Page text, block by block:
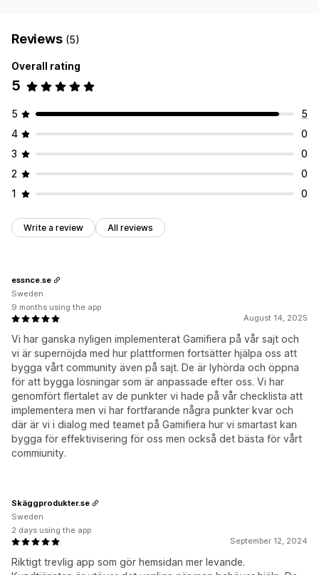
Reviews (5)
Overall rating
5
5
5
4
0
3
0
2
0
1
0
Write a review All reviews
August 14, 2025
Vi har ganska nyligen implementerat Gamifiera på vår sajt och
vi är supernöjda med hur plattformen fortsätter hjälpa oss att
bygga vårt community även på sajt. De är lyhörda och öppna
för att bygga lösningar som är anpassade efter oss. Vi har
genomfört flertalet av de punkter vi hade på vår checklista att
implementera men vi har fortfarande några punkter kvar och
där är vi i dialog med teamet på Gamifiera hur vi smartast kan
bygga för effektivisering för oss men också det bästa för vårt
commiunity.
essnce.se
Sweden
9 months using the app
September 12, 2024
Riktigt trevlig app som gör hemsidan mer levande.
Skäggprodukter.se
Sweden
2 days using the app